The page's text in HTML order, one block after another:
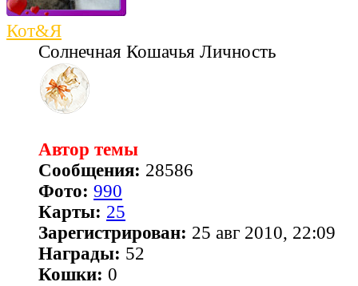
Кот&Я
Солнечная Кошачья Личность
Автор темы
Сообщения: 28586
Фото: 990
Карты: 25
Зарегистрирован: 25 авг 2010, 22:09
Награды: 52
Кошки: 0